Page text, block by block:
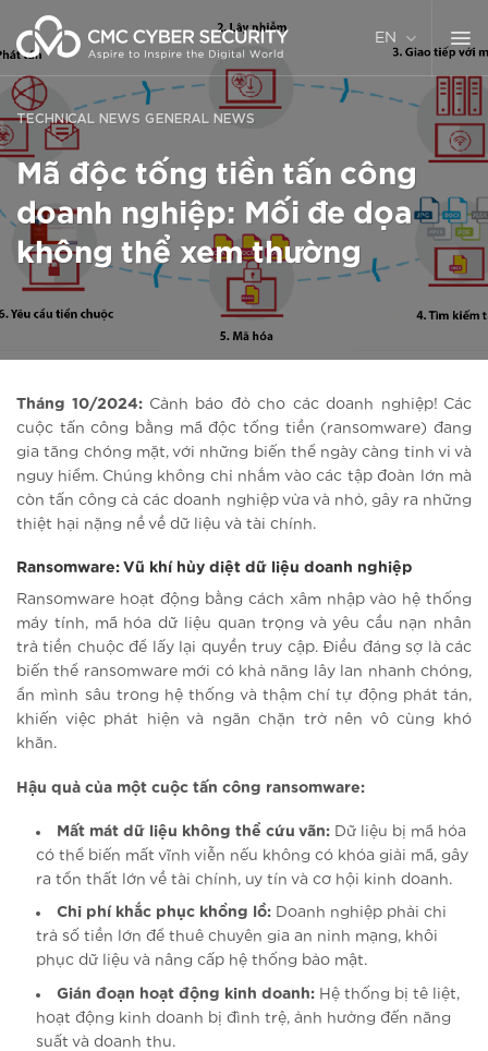
content
EN
TECHNICAL NEWS GENERAL NEWS
Mã độc tống tiền tấn công
doanh nghiệp: Mối đe dọa
không thể xem thường
Tháng 10/2024: Cảnh báo đỏ cho các doanh nghiệp! Các
cuộc tấn công bằng mã độc tống tiền (ransomware) đang
gia tăng chóng mặt, với những biến thể ngày càng tinh vi và
nguy hiểm. Chúng không chỉ nhắm vào các tập đoàn lớn mà
còn tấn công cả các doanh nghiệp vừa và nhỏ, gây ra những
thiệt hại nặng nề về dữ liệu và tài chính.
Ransomware: Vũ khí hủy diệt dữ liệu doanh nghiệp
Ransomware hoạt động bằng cách xâm nhập vào hệ thống
máy tính, mã hóa dữ liệu quan trọng và yêu cầu nạn nhân
trả tiền chuộc để lấy lại quyền truy cập. Điều đáng sợ là các
biến thể ransomware mới có khả năng lây lan nhanh chóng,
ẩn mình sâu trong hệ thống và thậm chí tự động phát tán,
khiến việc phát hiện và ngăn chặn trở nên vô cùng khó
khăn.
Hậu quả của một cuộc tấn công ransomware:
Mất mát dữ liệu không thể cứu vãn: Dữ liệu bị mã hóa
có thể biến mất vĩnh viễn nếu không có khóa giải mã, gây
ra tổn thất lớn về tài chính, uy tín và cơ hội kinh doanh.
Chi phí khắc phục khổng lồ: Doanh nghiệp phải chi
trả số tiền lớn để thuê chuyên gia an ninh mạng, khôi
phục dữ liệu và nâng cấp hệ thống bảo mật.
Gián đoạn hoạt động kinh doanh: Hệ thống bị tê liệt,
hoạt động kinh doanh bị đình trệ, ảnh hưởng đến năng
suất và doanh thu.